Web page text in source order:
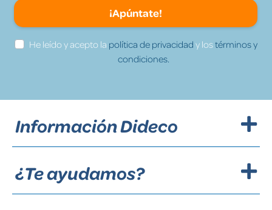
¡Apúntate!
He leído y acepto la política de privacidad y lostérminos y
condiciones.
Información Dideco
¿Te ayudamos?